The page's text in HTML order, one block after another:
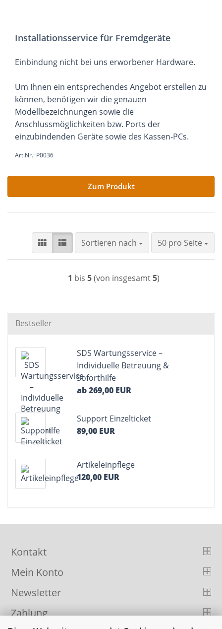
Installationsservice für Fremdgeräte
Einbindung nicht bei uns erworbener Hardware.
Um Ihnen ein entsprechendes Angebot erstellen zu
können, benötigen wir die genauen
Modellbezeichnungen sowie die
Anschlussmöglichkeiten bzw. Ports der
einzubindenden Geräte sowie des Kassen-PCs.
Art.Nr.: P0036
Zum Produkt
Sortieren nach
Sortieren nach 50 pro Seite
pro Seite
1 bis 5(von insgesamt5)
Bestseller
SDS Wartungsservice –
Individuelle Betreuung &
Soforthilfe
ab 269,00 EUR
Support Einzelticket
89,00 EUR
Artikeleinpflege
120,00 EUR
Kontakt
Mein Konto
Newsletter
Zahlung